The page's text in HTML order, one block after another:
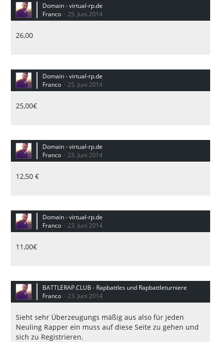
Domain - virtual-rp.de
Franco
25. Juni 2014
26,00
Domain - virtual-rp.de
Franco
25. Juni 2014
25,00€
Domain - virtual-rp.de
Franco
23. Juni 2014
12,50 €
Domain - virtual-rp.de
Franco
23. Juni 2014
11,00€
BATTLERAP.CLUB - Rapbattles und Rapbattleturniere
Franco
23. Juni 2014
Sieht sehr Überzeugungs mäßig aus also für jeden
Neuling Rapper ein muss auf diese Seite zu gehen und
sich zu Registrieren.